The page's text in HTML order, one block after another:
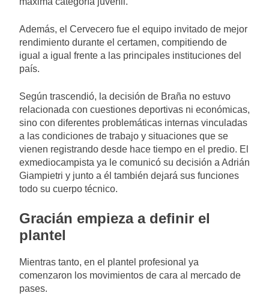
Además, el Cervecero fue el equipo invitado de mejor
rendimiento durante el certamen, compitiendo de
igual a igual frente a las principales instituciones del
país.
Según trascendió, la decisión de Braña no estuvo
relacionada con cuestiones deportivas ni económicas,
sino con diferentes problemáticas internas vinculadas
a las condiciones de trabajo y situaciones que se
vienen registrando desde hace tiempo en el predio. El
exmediocampista ya le comunicó su decisión a Adrián
Giampietri y junto a él también dejará sus funciones
todo su cuerpo técnico.
Gracián empieza a definir el
plantel
Mientras tanto, en el plantel profesional ya
comenzaron los movimientos de cara al mercado de
pases.